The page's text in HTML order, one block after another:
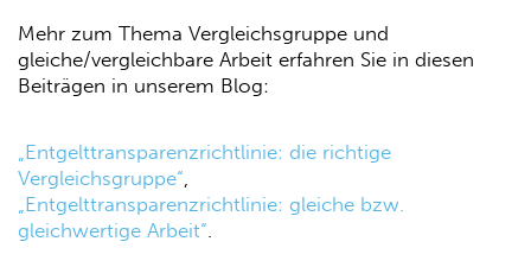
Mehr zum Thema Vergleichsgruppe und
gleiche/vergleichbare Arbeit erfahren Sie in diesen
Beiträgen in unserem Blog:
„Entgelttransparenzrichtlinie: die richtige
Vergleichsgruppe“
„Entgelttransparenzrichtlinie: gleiche bzw.
gleichwertige Arbeit“